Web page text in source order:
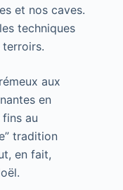
et nos caves.
techniques
terroirs.
aux
en
au
tradition
en fait,